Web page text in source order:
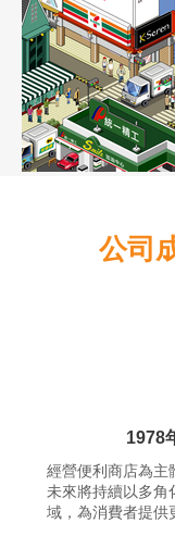
公司
1978
經營便利商店為主
未來將持續以多角
域，為消費者提供